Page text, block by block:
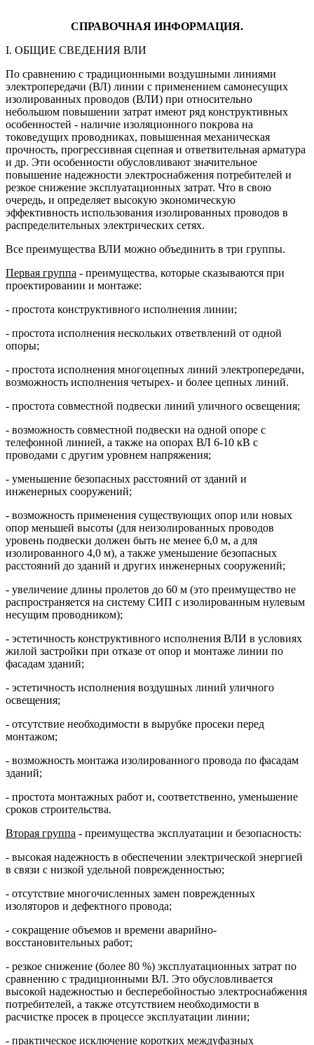
СПРАВОЧНАЯ ИНФОРМАЦИЯ.
I. ОБЩИЕ СВЕДЕНИЯ ВЛИ
По сравнению с традиционными воздушными линиями
электропередачи (ВЛ) линии с применением самонесущих
изолированных проводов (ВЛИ) при относительно
небольшом повышении затрат имеют ряд конструктивных
особенностей - наличие изоляционного покрова на
токоведущих проводниках, повышенная механическая
прочность, прогрессивная сцепная и ответвительная арматура
и др. Эти особенности обусловливают значительное
повышение надежности электроснабжения потребителей и
резкое снижение эксплуатационных затрат. Что в свою
очередь, и определяет высокую экономическую
эффективность использования изолированных проводов в
распределительных электрических сетях.
Все преимущества ВЛИ можно объединить в три группы.
Первая группа - преимущества, которые сказываются при
проектировании и монтаже:
- простота конструктивного исполнения линии;
- простота исполнения нескольких ответвлений от одной
опоры;
- простота исполнения многоцепных линий электропередачи,
возможность исполнения четырех- и более цепных линий.
- простота совместной подвески линий уличного освещения;
- возможность совместной подвески на одной опоре с
телефонной линией, а также на опорах ВЛ 6-10 кВ с
проводами с другим уровнем напряжения;
- уменьшение безопасных расстояний от зданий и
инженерных сооружений;
- возможность применения существующих опор или новых
опор меньшей высоты (для неизолированных проводов
уровень подвески должен быть не менее 6,0 м, а для
изолированного 4,0 м), а также уменьшение безопасных
расстояний до зданий и других инженерных сооружений;
- увеличение длины пролетов до 60 м (это преимущество не
распространяется на систему СИП с изолированным нулевым
несущим проводником);
- эстетичность конструктивного исполнения ВЛИ в условиях
жилой застройки при отказе от опор и монтаже линии по
фасадам зданий;
- эстетичность исполнения воздушных линий уличного
освещения;
- отсутствие необходимости в вырубке просеки перед
монтажом;
- возможность монтажа изолированного провода по фасадам
зданий;
- простота монтажных работ и, соответственно, уменьшение
сроков строительства.
Вторая группа - преимущества эксплуатации и безопасность:
- высокая надежность в обеспечении электрической энергией
в связи с низкой удельной поврежденностью;
- отсутствие многочисленных замен поврежденных
изоляторов и дефектного провода;
- сокращение объемов и времени аварийно-
восстановительных работ;
- резкое снижение (более 80 %) эксплуатационных затрат по
сравнению с традиционными ВЛ. Это обусловливается
высокой надежностью и бесперебойностью электроснабжения
потребителей, а также отсутствием необходимости в
расчистке просек в процессе эксплуатации линии;
- практическое исключение коротких междуфазных